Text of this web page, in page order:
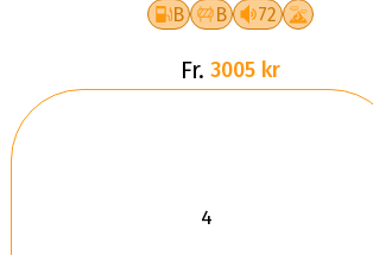
B B 72
Fr. 3005 kr